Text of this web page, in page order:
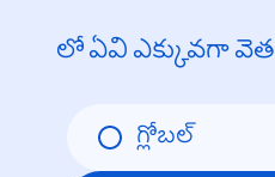
లో ఏవి ఎక్కువగా
గ్లోబల్